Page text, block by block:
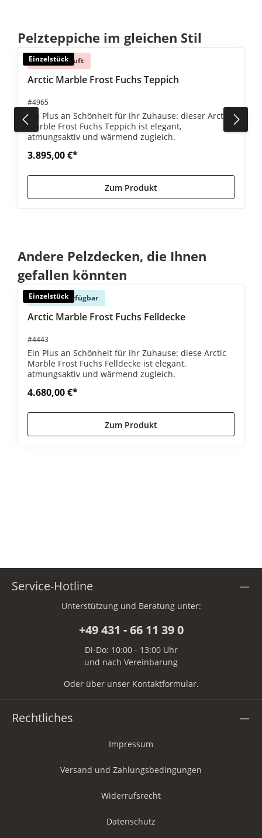
Produktgalerie überspringen
Pelzteppiche im gleichen Stil
von 5 von 5 Sternen
Einzelstück
Ausverkauft
Arctic Marble Frost Fuchs Teppich
#4965
Ein Plus an Schönheit für ihr Zuhause: dieser Arctic
Marble Frost Fuchs Teppich ist elegant,
atmungsaktiv und wärmend zugleich.
3.895,00 €*
Zum Produkt
Produktgalerie überspringen
Andere Pelzdecken, die Ihnen
gefallen könnten
Einzelstück
Sofort verfügbar
Arctic Marble Frost Fuchs Felldecke
#4443
Ein Plus an Schönheit für ihr Zuhause: diese Arctic
Marble Frost Fuchs Felldecke ist elegant,
atmungsaktiv und wärmend zugleich.
4.680,00 €*
Zum Produkt
Service-Hotline
Unterstützung und Beratung unter:
+49 431 - 66 11 39 0
Di-Do: 10:00 - 13:00 Uhr
und nach Vereinbarung
Oder über unser Kontaktformular.
Rechtliches
Impressum
Versand und Zahlungsbedingungen
Widerrufsrecht
Datenschutz